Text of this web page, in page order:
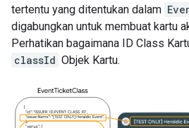
tertentu yang ditentukan dalam
digabungkan untuk membuat kartu
Perhatikan bagaimana ID Class
classId Objek Kartu.